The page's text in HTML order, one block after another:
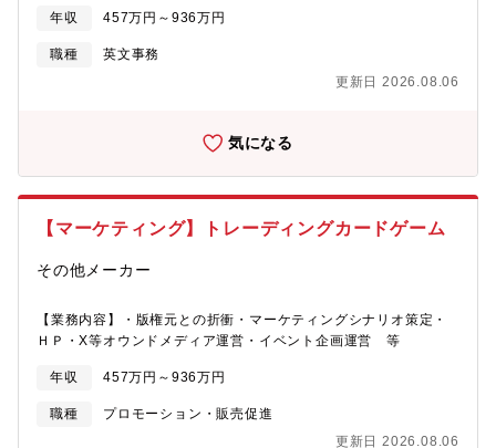
グループ会社との折衝、先方への打診、他）・証紙の手配業務サ
ポート（証紙の申請、受領、検品チェック、依頼元へのお渡し、
他）・輸入許諾書の手配・その他付随業務（専用システムの使
用、管理表の更新、ファイリング、スキャン業務、等）
年収 457万円～936万円
職種
英文事務
更新日 2026.08.06
気になる
【マーケティング】トレーディングカードゲーム
その他メーカー
【業務内容】・版権元との折衝・マーケティングシナリオ策定・
ＨＰ・X等オウンドメディア運営・イベント企画運営 等
年収 457万円～936万円
職種
プロモーション・販売促進
更新日 2026.08.06